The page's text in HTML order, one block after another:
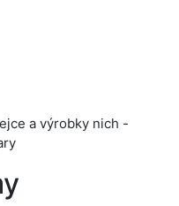
a výrobky nich -